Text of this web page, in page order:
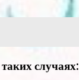
случаях: